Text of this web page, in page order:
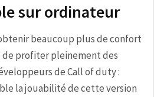
sur ordinateur
beaucoup plus de confort
profiter pleinement des
de Call of duty :
la jouabilité de cette version